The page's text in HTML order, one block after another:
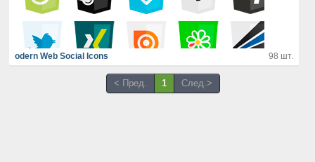
odern Web Social Icons 98 шт.
< Пред. 1 След.>